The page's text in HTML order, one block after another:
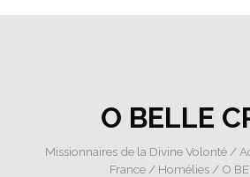
O BELLE
Missionnaires de la Divine Volonté /
France/ Homélies/ O